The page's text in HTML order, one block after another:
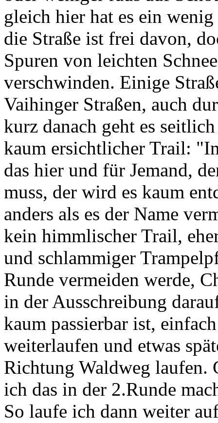
gleich hier hat es ein wenig
die Straße ist frei davon,
Spuren von leichten
verschwinden. Einige
Vaihinger Straßen, auch
kurz danach geht es
kaum ersichtlicher Trail:
das hier und für Jemand,
muss, der wird es kaum
anders als es der Name
kein himmlischer Trail,
und schlammiger
Runde vermeiden werde,
in der Ausschreibung
kaum passierbar ist,
weiterlaufen und etwas
Richtung Waldweg laufen.
ich das in der 2.Runde
So laufe ich dann weiter